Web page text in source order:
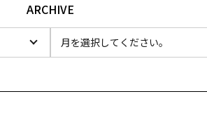
ARCHIVE